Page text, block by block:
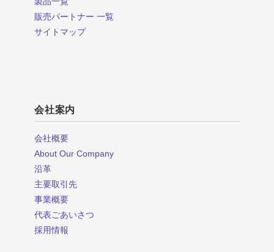
販売パートナー 一覧
サイトマップ
会社案内
会社概要
About Our Company
沿革
主要取引先
事業概要
代表ごあいさつ
採用情報